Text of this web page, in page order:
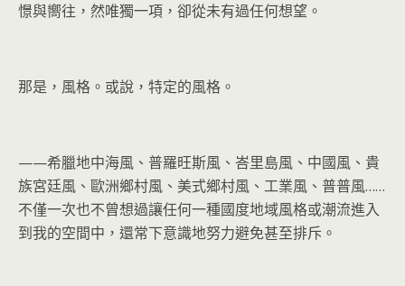
憬與嚮往，然唯獨一項，卻從未有過任何想望。
那是，風格。或說，特定的風格。
——希臘地中海風、普羅旺斯風、峇里島風、中國風、貴
族宮廷風、歐洲鄉村風、美式鄉村風、工業風、普普風……
不僅一次也不曾想過讓任何一種國度地域風格或潮流進入
到我的空間中，還常下意識地努力避免甚至排斥。